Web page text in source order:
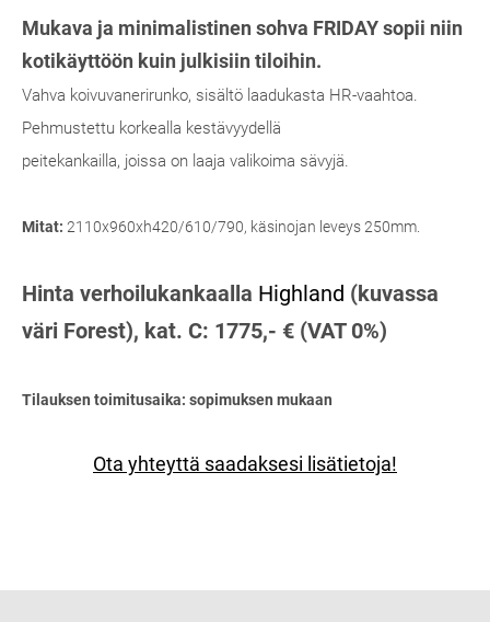
Mukava ja minimalistinen sohva FRIDAY sopii niin
kotikäyttöön kuin julkisiin tiloihin.
Vahva koivuvanerirunko, sisältö laadukasta HR-vaahtoa.
Pehmustettu korkealla kestävyydellä
peitekankailla, joissa on laaja valikoima sävyjä.
Mitat: 2110x960xh420/610/790, käsinojan leveys 250mm.
Hinta verhoilukankaalla Highland (kuvassa
väri Forest), kat. C: 1775,- € (VAT 0%)
Tilauksen toimitusaika: sopimuksen mukaan
Ota yhteyttä saadaksesi lisätietoja!